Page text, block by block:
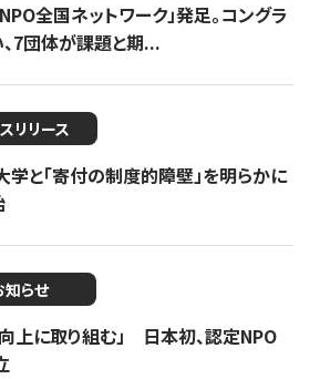
全国ネットワーク」発足。コングラ
7団体が課題と期...
リリース
学と「寄付の制度的障壁」を明らかに
知らせ
上に取り組む」 日本初、認定NPO